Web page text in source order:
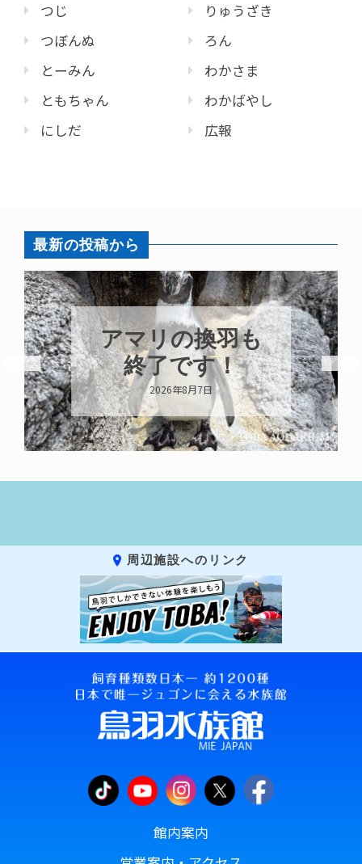
つじ
つぼんぬ
とーみん
ともちゃん
にしだ
りゅうざき
ろん
わかさま
わかばやし
広報
最新の投稿から
アマリの換羽も
終了です！
2026年8月7日
周辺施設へのリンク
館内案内